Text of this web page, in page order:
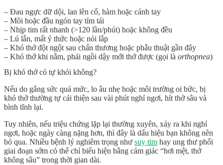
– Đau ngực dữ dội, lan lên cổ, hàm hoặc cánh tay
– Môi hoặc đầu ngón tay tím tái
– Nhịp tim rất nhanh (>120 lần/phút) hoặc không đều
– Lú lẫn, mất ý thức hoặc nói lắp
– Khó thở đột ngột sau chấn thương hoặc phẫu thuật gần đây
– Khó thở khi nằm, phải ngồi dậy mới thở được (gọi là orthopnea)
Bị khó thở có tự khỏi không?
Nếu do gắng sức quá mức, lo âu nhẹ hoặc môi trường oi bức, bị
khó thởthường tự cải thiện sau vài phút nghỉ ngơi, hít thở sâu và
bình tĩnh lại.
Tuy nhiên, nếu triệu chứng lặp lại thường xuyên, xảy ra khi nghỉ
ngơi, hoặc ngày càng nặng hơn, thì đây là dấu hiệu bạn không nên
bỏ qua. Nhiều bệnh lý nghiêm trọng như suy tim hay ung thư phổi
giai đoạn sớm có thể chỉ biểu hiện bằng cảm giác “hơi mệt, thở
không sâu” trong thời gian dài.